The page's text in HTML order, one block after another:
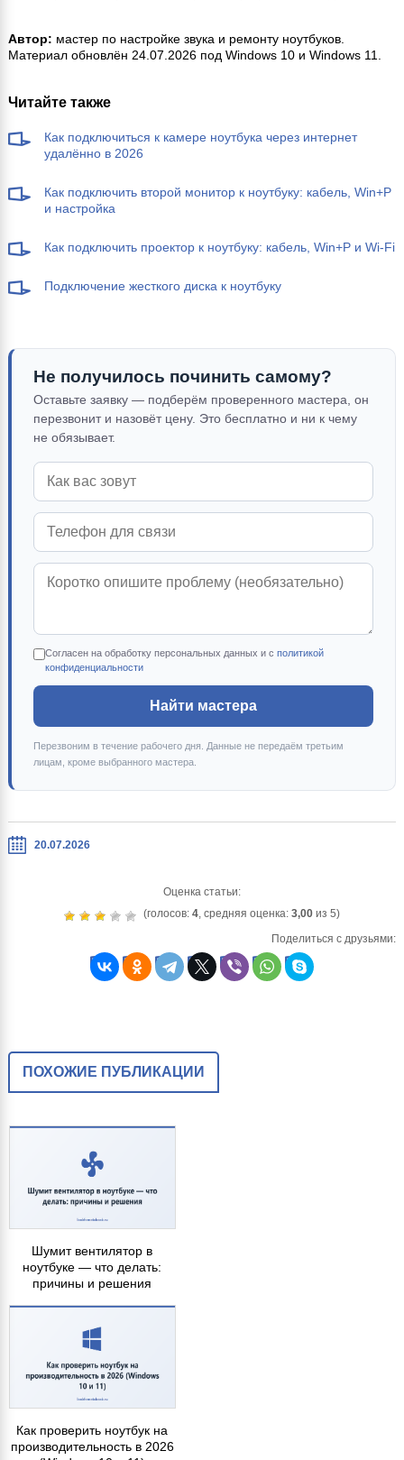
Автор: мастер по настройке звука и ремонту ноутбуков.
Материал обновлён 24.07.2026 под Windows 10 и Windows 11.
Читайте также
Как подключиться к камере ноутбука через интернет
удалённо в 2026
Как подключить второй монитор к ноутбуку: кабель, Win+P
и настройка
Как подключить проектор к ноутбуку: кабель, Win+P и Wi-Fi
Подключение жесткого диска к ноутбуку
Не получилось починить самому?
Оставьте заявку — подберём проверенного мастера, он
перезвонит и назовёт цену. Это бесплатно и ни к чему
не обязывает.
Согласен на обработку персональных данных и с политикой
конфиденциальности
Найти мастера
Перезвоним в течение рабочего дня. Данные не передаём третьим
лицам, кроме выбранного мастера.
20.07.2026
Оценка статьи:
(голосов: 4, средняя оценка: 3,00из 5)
Поделиться с друзьями:
ПОХОЖИЕ ПУБЛИКАЦИИ
Шумит вентилятор в
ноутбуке — что делать:
причины и решения
Как проверить ноутбук на
производительность в 2026